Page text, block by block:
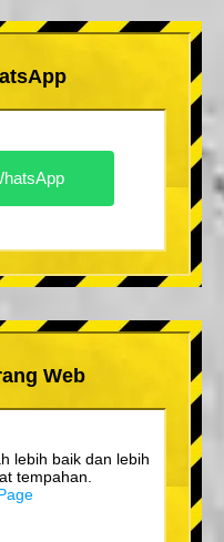
Web
lebih baik dan lebih
tempahan.